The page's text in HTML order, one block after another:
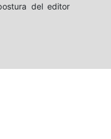
del editor